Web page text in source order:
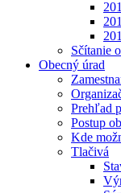
Sčítanie
Obecný úrad
Prehľad
Postup
Kde
Tlačivá